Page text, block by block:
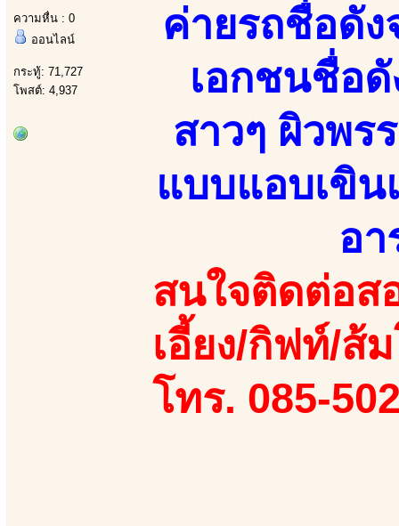
ความหื่น : 0
ออนไลน์
กระทู้: 71,727
โพสต์: 4,937
ค่ายรถชื่อดัง
เอกชนชื่อ
สาวๆ ผิวพร
แบบแอบเขิน
อ
สนใจติดต่อส
เอี้ยง/กิฟท์/ส้
โทร. 085-